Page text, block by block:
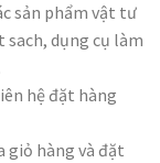
sản phẩm vật tư
dụng cụ làm
hệ đặt hàng
giỏ hàng và đặt